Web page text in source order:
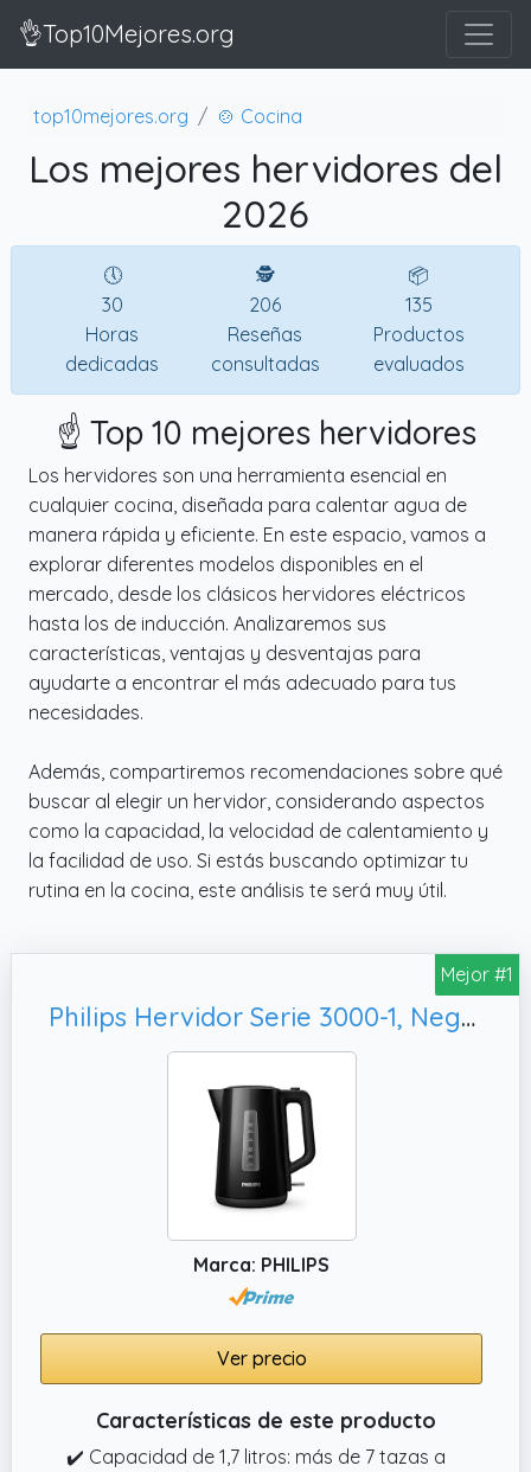
👌Top10Mejores.org
top10mejores.org 🍲 Cocina
Los mejores hervidores del
2026
🕔
30
Horas
dedicadas
🕵
206
Reseñas
consultadas
📦
135
Productos
evaluados
☝️ Top 10 mejores hervidores
Los hervidores son una herramienta esencial en
cualquier cocina, diseñada para calentar agua de
manera rápida y eficiente. En este espacio, vamos a
explorar diferentes modelos disponibles en el
mercado, desde los clásicos hervidores eléctricos
hasta los de inducción. Analizaremos sus
características, ventajas y desventajas para
ayudarte a encontrar el más adecuado para tus
necesidades.
Además, compartiremos recomendaciones sobre qué
buscar al elegir un hervidor, considerando aspectos
como la capacidad, la velocidad de calentamiento y
la facilidad de uso. Si estás buscando optimizar tu
rutina en la cocina, este análisis te será muy útil.
Mejor #1
Philips Hervidor Serie 3000-1, Negro (HD9318/20)
Marca: PHILIPS
Ver precio
Características de este producto
✔️ Capacidad de 1,7 litros: más de 7 tazas a